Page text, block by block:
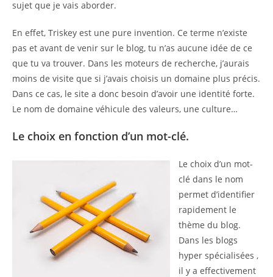
sujet que je vais aborder.
En effet, Triskey est une pure invention. Ce terme n’existe
pas et avant de venir sur le blog, tu n’as aucune idée de ce
que tu va trouver. Dans les moteurs de recherche, j’aurais
moins de visite que si j’avais choisis un domaine plus précis.
Dans ce cas, le site a donc besoin d’avoir une identité forte.
Le nom de domaine véhicule des valeurs, une culture…
Le choix en fonction d’un mot-clé.
Le choix d’un mot-
clé dans le nom
permet d’identifier
rapidement le
thème du blog.
Dans les blogs
hyper spécialisées ,
il y a effectivement